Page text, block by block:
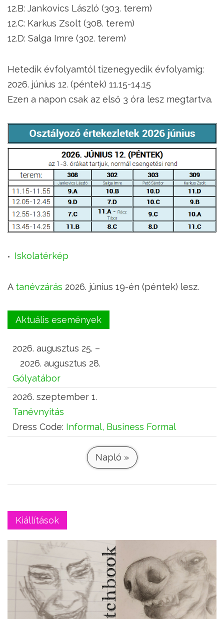
12.B: Jankovics László (303. terem)
12.C: Karkus Zsolt (308. terem)
12.D: Salga Imre (302. terem)
Hetedik évfolyamtól tizenegyedik évfolyamig:
2026. június 12. (péntek) 11.15-14.15
Ezen a napon csak az első 3 óra lesz megtartva.
Iskolatérkép
A tanévzárás 2026. június 19-én (péntek) lesz.
Aktuális események
2026. augusztus 25. –
2026. augusztus 28.
Gólyatábor
2026. szeptember 1.
Tanévnyitás
Dress Code: Informal, Business Formal
Napló »
Kiállítások